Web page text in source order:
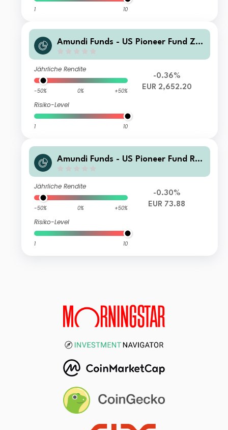
1 10
Amundi Funds - US Pioneer Fund Z E
Jährliche Rendite
-50% 0% +50%
Risiko-Level
1 10
-0.36%
EUR 2,652.20
Amundi Funds - US Pioneer Fund R E
Jährliche Rendite
-50% 0% +50%
Risiko-Level
1 10
-0.30%
EUR 73.88